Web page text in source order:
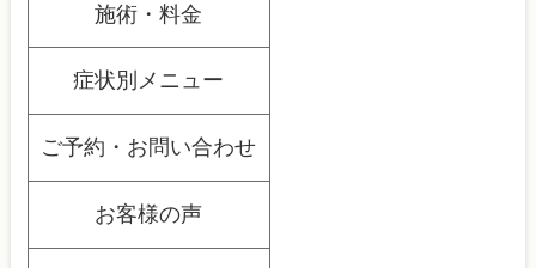
施術・料金
症状別メニュー
ご予約・お問い合わせ
お客様の声